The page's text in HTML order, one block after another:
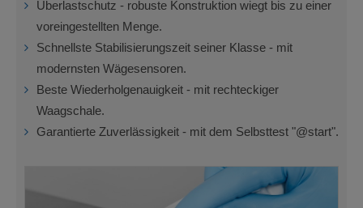
Überlastschutz - robuste Konstruktion wiegt bis zu einer
voreingestellten Menge.
Schnellste Stabilisierungszeit seiner Klasse - mit
modernsten Wägesensoren.
Beste Wiederholgenauigkeit - mit rechteckiger
Waagschale.
Garantierte Zuverlässigkeit - mit dem Selbsttest "@start".